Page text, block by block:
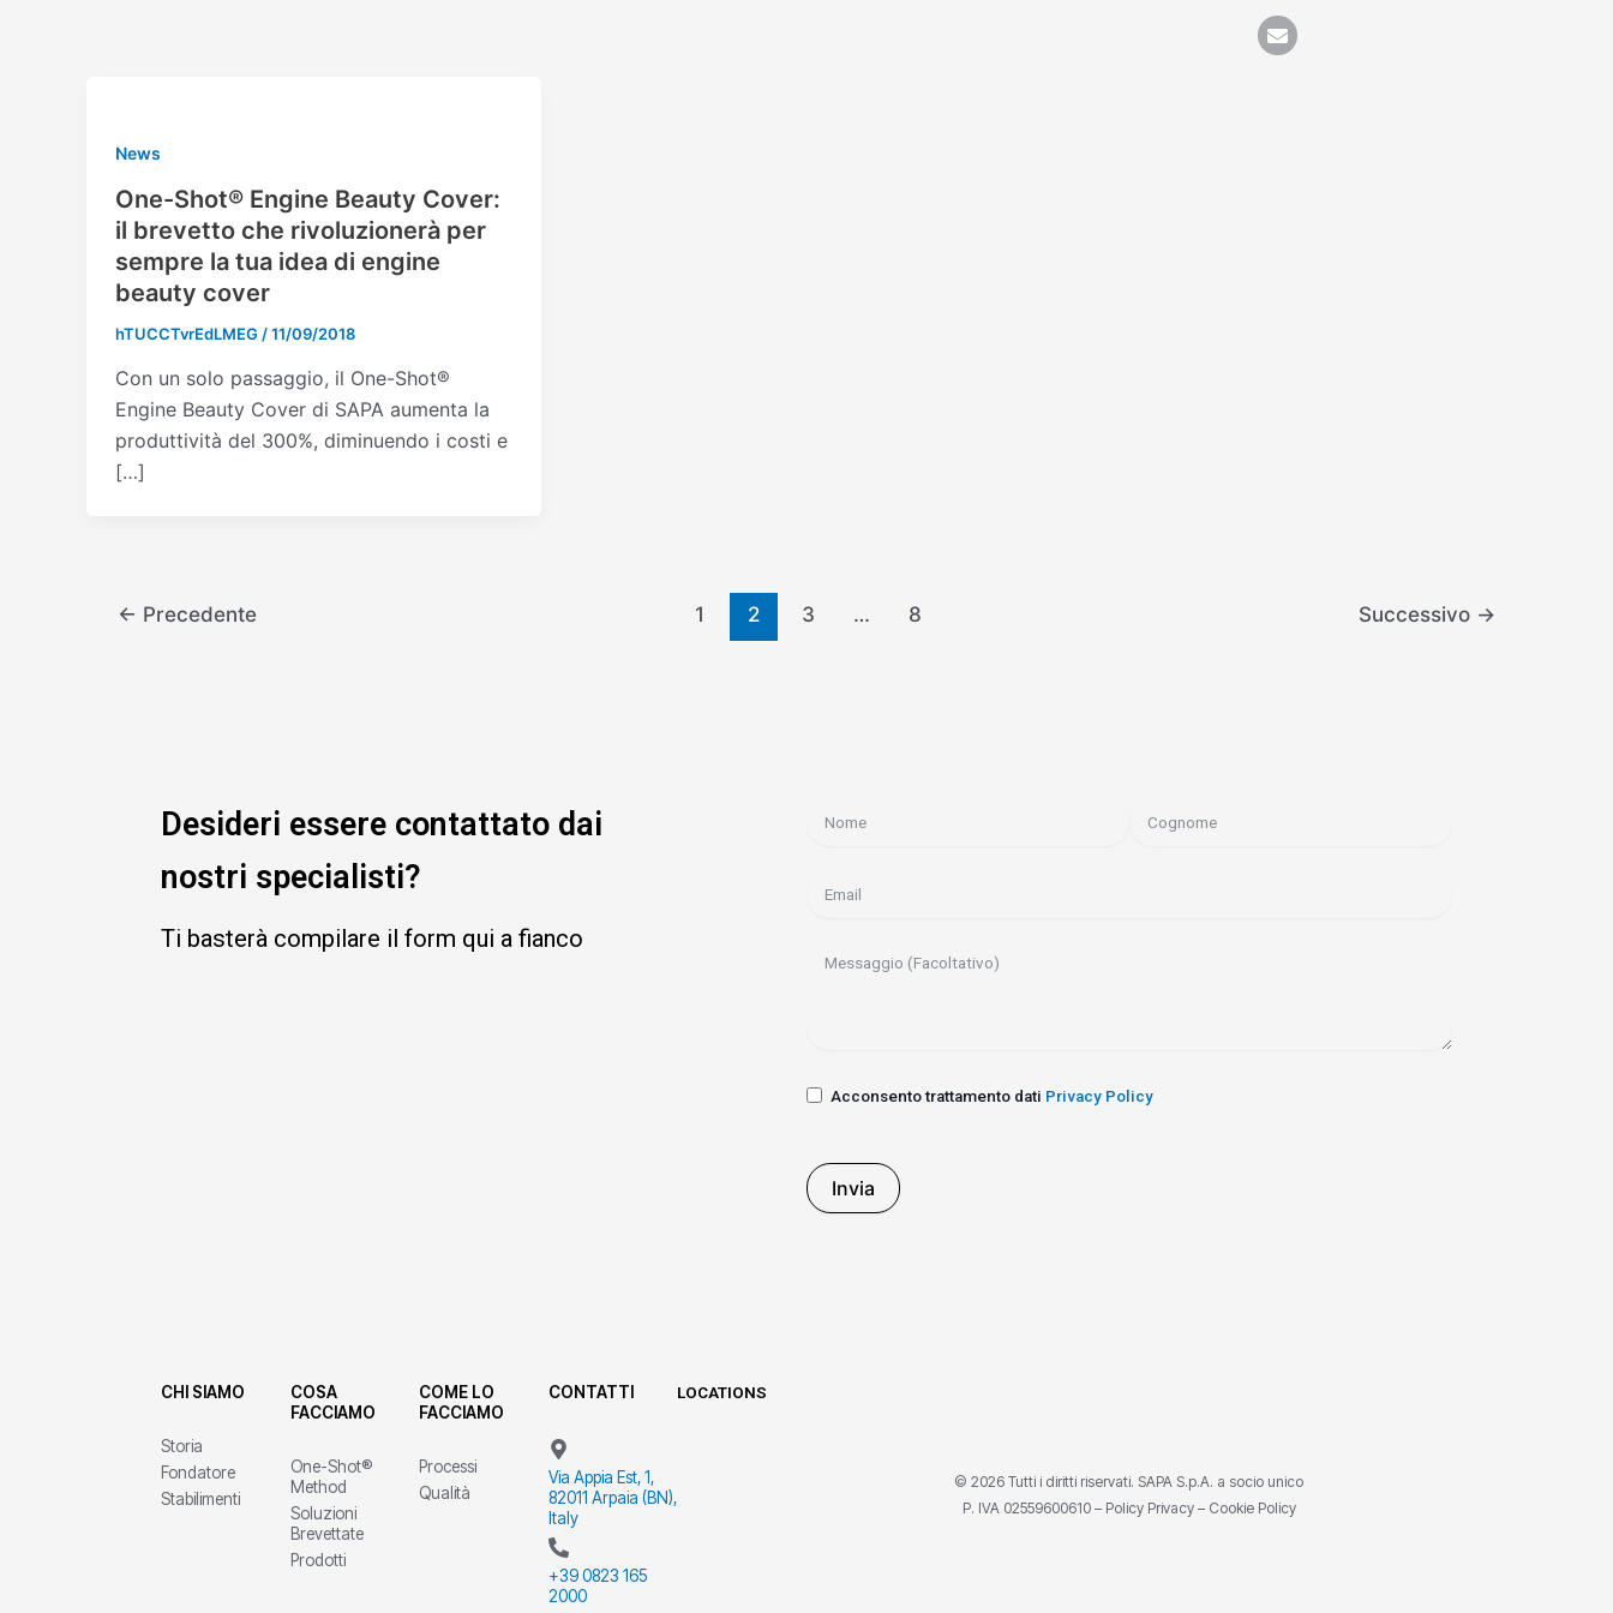
News
One-Shot® Engine Beauty Cover:
il brevetto che rivoluzionerà per
sempre la tua idea di engine
beauty cover
hTUCCTvrEdLMEG /11/09/2018
Con un solo passaggio, il One-Shot®
Engine Beauty Cover di SAPA aumenta la
produttività del 300%, diminuendo i costi e
[…]
← Precedente 1 2 3 … 8 Successivo →
Desideri essere contattato dai
nostri specialisti?
Ti basterà compilare il form qui a fianco
Acconsento trattamento dati Privacy Policy
Invia
CHI SIAMO
Storia
Fondatore
Stabilimenti
COSA
FACCIAMO
One-Shot®
Method
Soluzioni
Brevettate
Prodotti
COME LO
FACCIAMO
Processi
Qualità
CONTATTI
Via Appia Est, 1,
82011 Arpaia (BN),
Italy
+39 0823 165
2000
LOCATIONS
© 2026 Tutti i diritti riservati. SAPA S.p.A. a socio unico
P. IVA 02559600610 – Policy Privacy– Cookie Policy